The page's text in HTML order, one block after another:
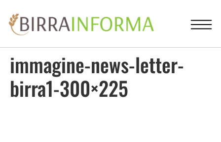
immagine-news-letter-
birra1-300×225